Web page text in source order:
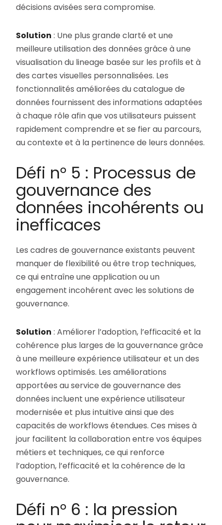
décisions avisées sera compromise.
Solution : Une plus grande clarté et une
meilleure utilisation des données grâce à une
visualisation du lineage basée sur les profils et à
des cartes visuelles personnalisées. Les
fonctionnalités améliorées du catalogue de
données fournissent des informations adaptées
à chaque rôle afin que vos utilisateurs puissent
rapidement comprendre et se fier au parcours,
au contexte et à la pertinence de leurs données.
Défi n° 5 : Processus de
gouvernance des
données incohérents ou
inefficaces
Les cadres de gouvernance existants peuvent
manquer de flexibilité ou être trop techniques,
ce qui entraîne une application ou un
engagement incohérent avec les solutions de
gouvernance.
Solution : Améliorer l’adoption, l’efficacité et la
cohérence plus larges de la gouvernance grâce
à une meilleure expérience utilisateur et un des
workflows optimisés. Les améliorations
apportées au service de gouvernance des
données incluent une expérience utilisateur
modernisée et plus intuitive ainsi que des
capacités de workflows étendues. Ces mises à
jour facilitent la collaboration entre vos équipes
métiers et techniques, ce qui renforce
l’adoption, l’efficacité et la cohérence de la
gouvernance.
Défi n° 6 : la pression